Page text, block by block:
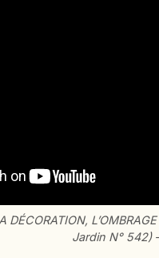
DÉCORATION,
Jardin N° 542)